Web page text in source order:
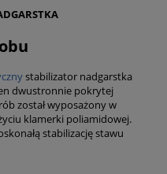
stabilizator nadgarstka
dwustronnie pokrytej
został wyposażony w
klamerki poliamidowej.
stabilizację stawu